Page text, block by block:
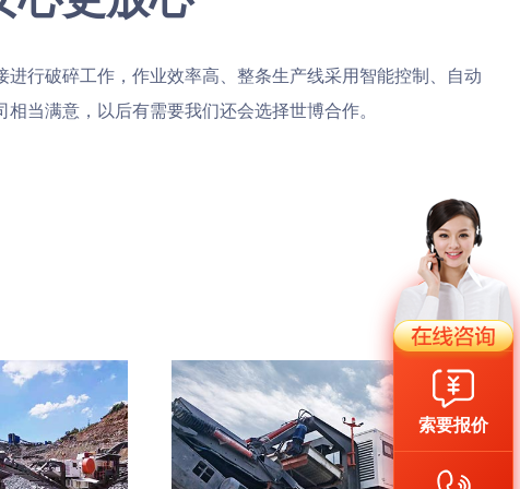
行破碎工作，作业效率高、整条生产线采用智能控制、自动
当满意，以后有需要我们还会选择世博合作。
索要报价